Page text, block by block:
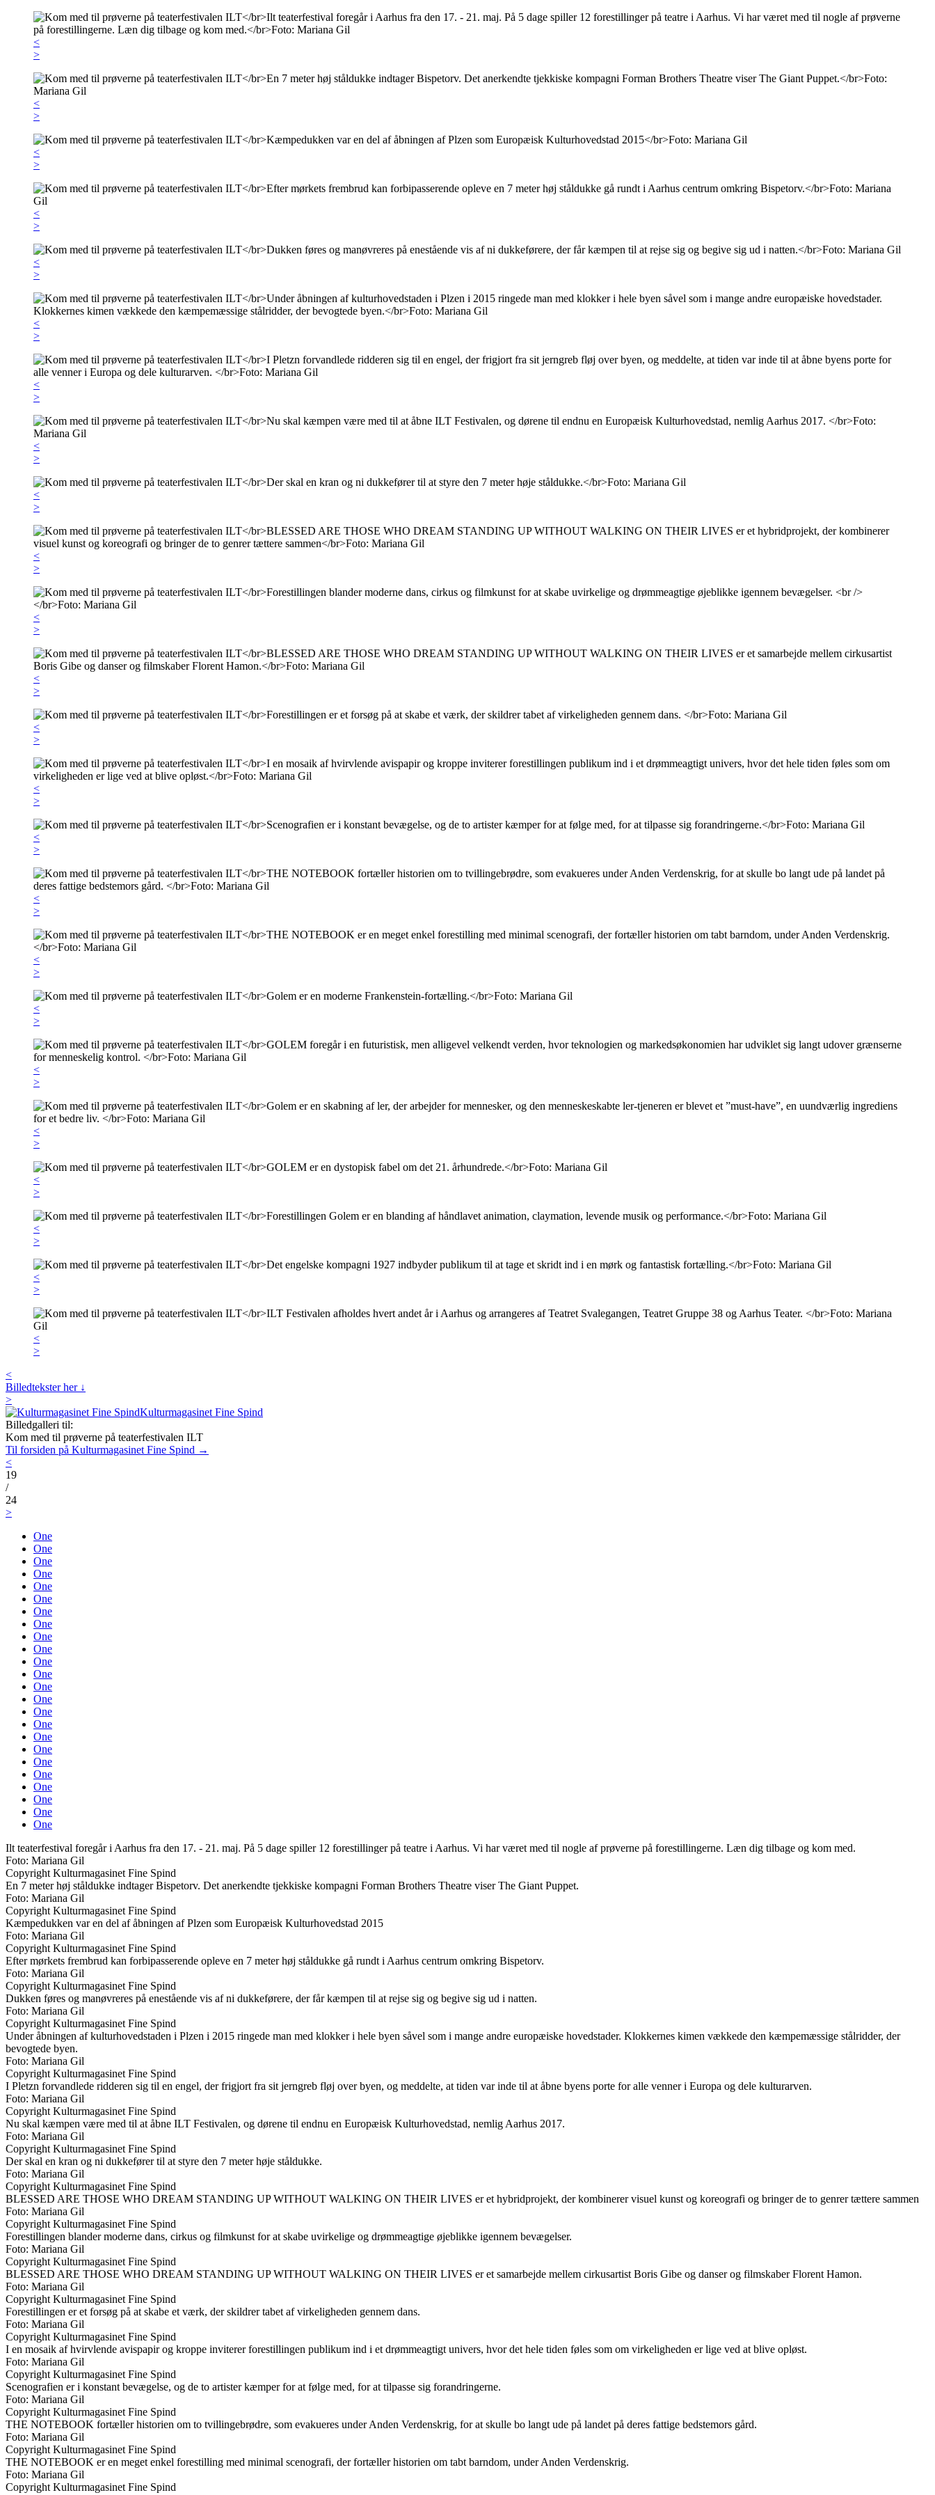
<
>
<
>
<
>
<
>
<
>
<
>
<
>
<
>
<
>
<
>
<
>
<
>
<
>
<
>
<
>
<
>
<
>
<
>
<
>
<
>
<
>
<
>
<
>
<
>
<
Billedtekster her ↓
>
Kulturmagasinet Fine Spind
Billedgalleri til:
Kom med til prøverne på teaterfestivalen ILT
Til forsiden på Kulturmagasinet Fine Spind →
<
19
/
24
>
One
One
One
One
One
One
One
One
One
One
One
One
One
One
One
One
One
One
One
One
One
One
One
One
Ilt teaterfestival foregår i Aarhus fra den 17. - 21. maj. På 5 dage spiller 12 forestillinger på teatre i Aarhus. Vi har været med til nogle af prøverne på forestillingerne. Læn dig tilbage og kom med.
Foto: Mariana Gil
Copyright Kulturmagasinet Fine Spind
En 7 meter høj ståldukke indtager Bispetorv. Det anerkendte tjekkiske kompagni Forman Brothers Theatre viser The Giant Puppet.
Foto: Mariana Gil
Copyright Kulturmagasinet Fine Spind
Kæmpedukken var en del af åbningen af Plzen som Europæisk Kulturhovedstad 2015
Foto: Mariana Gil
Copyright Kulturmagasinet Fine Spind
Efter mørkets frembrud kan forbipasserende opleve en 7 meter høj ståldukke gå rundt i Aarhus centrum omkring Bispetorv.
Foto: Mariana Gil
Copyright Kulturmagasinet Fine Spind
Dukken føres og manøvreres på enestående vis af ni dukkeførere, der får kæmpen til at rejse sig og begive sig ud i natten.
Foto: Mariana Gil
Copyright Kulturmagasinet Fine Spind
Under åbningen af kulturhovedstaden i Plzen i 2015 ringede man med klokker i hele byen såvel som i mange andre europæiske hovedstader. Klokkernes kimen vækkede den kæmpemæssige stålridder, der
bevogtede byen.
Foto: Mariana Gil
Copyright Kulturmagasinet Fine Spind
I Pletzn forvandlede ridderen sig til en engel, der frigjort fra sit jerngreb fløj over byen, og meddelte, at tiden var inde til at åbne byens porte for alle venner i Europa og dele kulturarven.
Foto: Mariana Gil
Copyright Kulturmagasinet Fine Spind
Nu skal kæmpen være med til at åbne ILT Festivalen, og dørene til endnu en Europæisk Kulturhovedstad, nemlig Aarhus 2017.
Foto: Mariana Gil
Copyright Kulturmagasinet Fine Spind
Der skal en kran og ni dukkefører til at styre den 7 meter høje ståldukke.
Foto: Mariana Gil
Copyright Kulturmagasinet Fine Spind
BLESSED ARE THOSE WHO DREAM STANDING UP WITHOUT WALKING ON THEIR LIVES er et hybridprojekt, der kombinerer visuel kunst og koreografi og bringer de to genrer tættere sammen
Foto: Mariana Gil
Copyright Kulturmagasinet Fine Spind
Forestillingen blander moderne dans, cirkus og filmkunst for at skabe uvirkelige og drømmeagtige øjeblikke igennem bevægelser.
Foto: Mariana Gil
Copyright Kulturmagasinet Fine Spind
BLESSED ARE THOSE WHO DREAM STANDING UP WITHOUT WALKING ON THEIR LIVES er et samarbejde mellem cirkusartist Boris Gibe og danser og filmskaber Florent Hamon.
Foto: Mariana Gil
Copyright Kulturmagasinet Fine Spind
Forestillingen er et forsøg på at skabe et værk, der skildrer tabet af virkeligheden gennem dans.
Foto: Mariana Gil
Copyright Kulturmagasinet Fine Spind
I en mosaik af hvirvlende avispapir og kroppe inviterer forestillingen publikum ind i et drømmeagtigt univers, hvor det hele tiden føles som om virkeligheden er lige ved at blive opløst.
Foto: Mariana Gil
Copyright Kulturmagasinet Fine Spind
Scenografien er i konstant bevægelse, og de to artister kæmper for at følge med, for at tilpasse sig forandringerne.
Foto: Mariana Gil
Copyright Kulturmagasinet Fine Spind
THE NOTEBOOK fortæller historien om to tvillingebrødre, som evakueres under Anden Verdenskrig, for at skulle bo langt ude på landet på deres fattige bedstemors gård.
Foto: Mariana Gil
Copyright Kulturmagasinet Fine Spind
THE NOTEBOOK er en meget enkel forestilling med minimal scenografi, der fortæller historien om tabt barndom, under Anden Verdenskrig.
Foto: Mariana Gil
Copyright Kulturmagasinet Fine Spind